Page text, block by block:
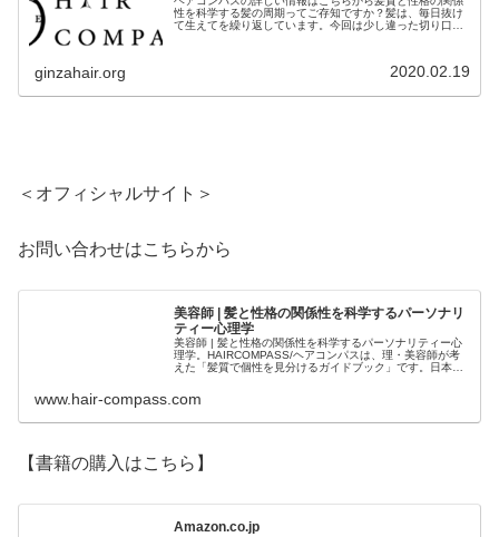
性を科学する髪の周期ってご存知ですか？髪は、毎日抜け
て生えてを繰り返しています。今回は少し違った切り口で
ginzahair.org 2020.02.19
＜オフィシャルサイト＞
お問い合わせはこちらから
美容師 | 髪と性格の関係性を科学するパーソナリ
ティー心理学
美容師 | 髪と性格の関係性を科学するパーソナリティー心
理学。HAIRCOMPASS/ヘアコンパスは、理・美容師が考
えた「髪質で個性を見分けるガイドブック」です。日本人
www.hair-compass.com
【書籍の購入はこちら】
Amazon.co.jp